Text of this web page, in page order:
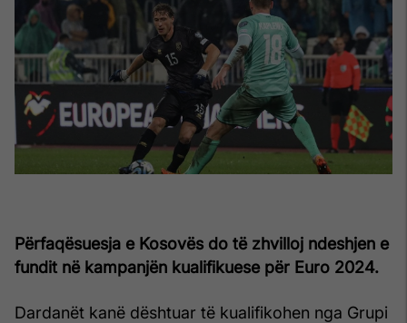
Përfaqësuesja e Kosovës do të zhvilloj ndeshjen e
fundit në kampanjën kualifikuese për Euro 2024.
Dardanët kanë dështuar të kualifikohen nga Grupi